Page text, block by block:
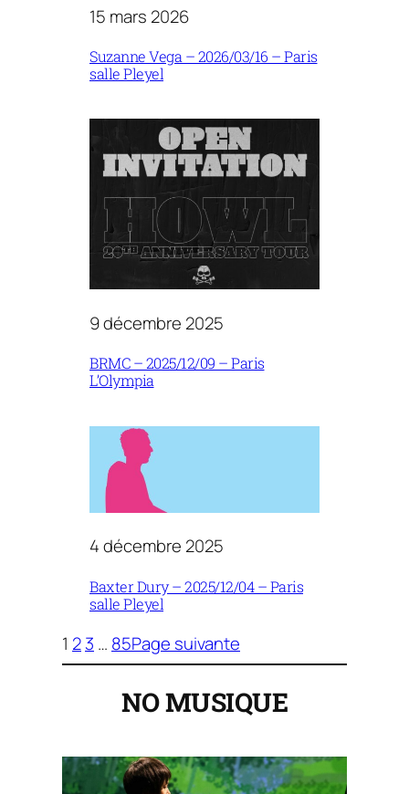
15 mars 2026
Suzanne Vega – 2026/03/16 – Paris
salle Pleyel
9 décembre 2025
BRMC – 2025/12/09 – Paris
L’Olympia
4 décembre 2025
Baxter Dury – 2025/12/04 – Paris
salle Pleyel
1 23 … 85Page suivante
NO MUSIQUE